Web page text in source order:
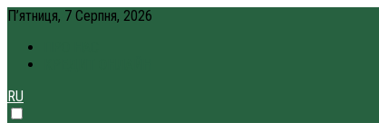
П’ятниця, 7 Серпня, 2026
RU